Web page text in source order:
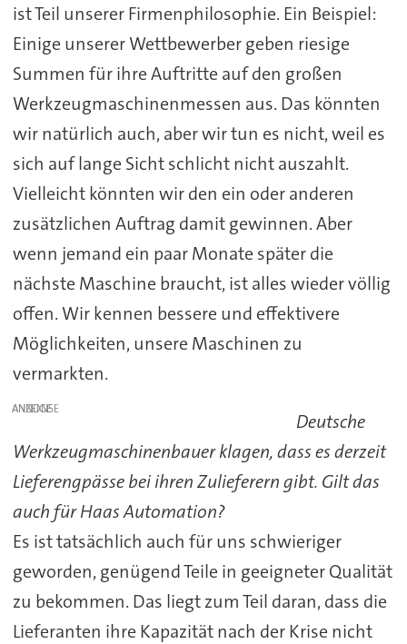
ist Teil unserer Firmenphilosophie. Ein Beispiel:
Einige unserer Wettbewerber geben riesige
Summen für ihre Auftritte auf den großen
Werkzeugmaschinenmessen aus. Das könnten
wir natürlich auch, aber wir tun es nicht, weil es
sich auf lange Sicht schlicht nicht auszahlt.
Vielleicht könnten wir den ein oder anderen
zusätzlichen Auftrag damit gewinnen. Aber
wenn jemand ein paar Monate später die
nächste Maschine braucht, ist alles wieder völlig
offen. Wir kennen bessere und effektivere
Möglichkeiten, unsere Maschinen zu
vermarkten.
ANZEIGE
Deutsche
Werkzeugmaschinenbauer klagen, dass es derzeit
Lieferengpässe bei ihren Zulieferern gibt. Gilt das
auch für Haas Automation?
Es ist tatsächlich auch für uns schwieriger
geworden, genügend Teile in geeigneter Qualität
zu bekommen. Das liegt zum Teil daran, dass die
Lieferanten ihre Kapazität nach der Krise nicht